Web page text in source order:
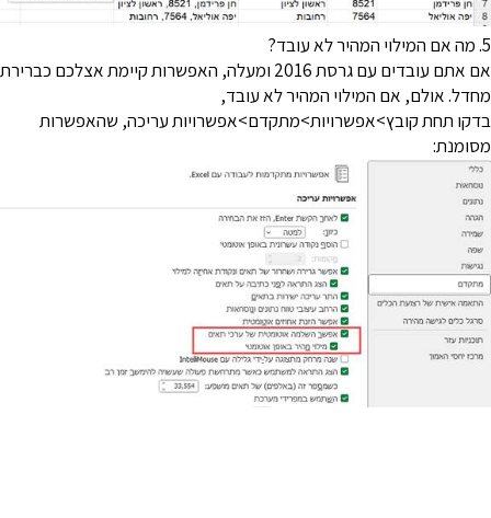
עובד?
אם אתם עובדים עם גרסת 2016 ומעלה, האפשרות קיימת אצלכם כברירת
אולם, אם המילוי המהיר לא עובד,
תחת קובץ>אפשרויות>מתקדם>אפשרויות עריכה, שהאפשרות